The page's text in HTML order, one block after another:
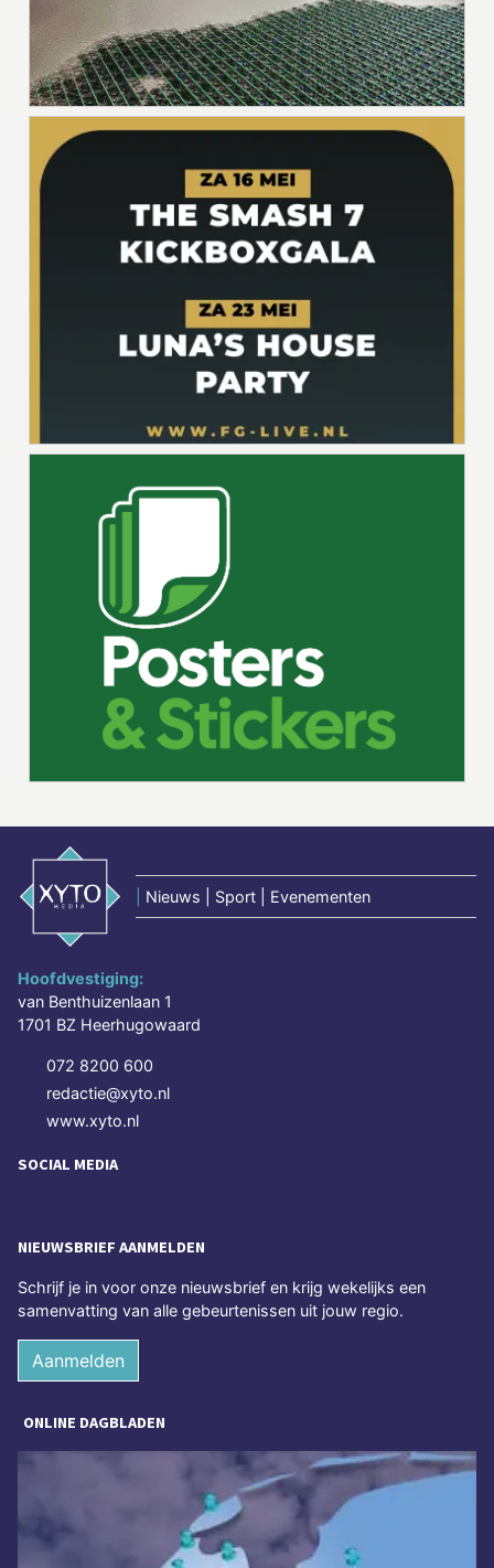
Nieuws | Sport | Evenementen
Hoofdvestiging:
van Benthuizenlaan 1
1701 BZ Heerhugowaard
072 8200 600
redactie@xyto.nl
www.xyto.nl
SOCIAL MEDIA
NIEUWSBRIEF AANMELDEN
Schrijf je in voor onze nieuwsbrief en krijg wekelijks een
samenvatting van alle gebeurtenissen uit jouw regio.
Aanmelden
ONLINE DAGBLADEN